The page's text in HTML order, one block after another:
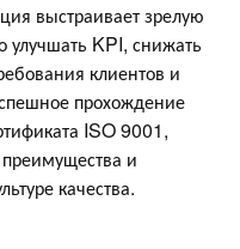
выстраивает зрелую
улучшать KPI, снижать
клиентов и
прохождение
ISO 9001,
и
качества.